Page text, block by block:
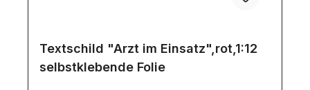
Textschild "Arzt im Einsatz",rot,1:12
selbstklebende Folie